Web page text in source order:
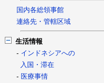
国内各総領事館
連絡先・管轄区域
生活情報
- インドネシアへの
入国・滞在
- 医療事情